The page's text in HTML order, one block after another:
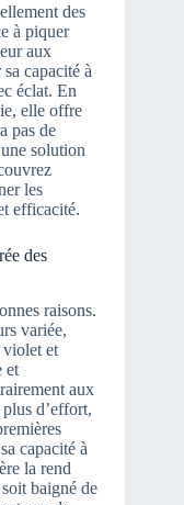
des
à piquer
aux
capacité à
éclat. En
elle offre
pas de
solution
les
efficacité.
des
raisons.
variée,
violet et
et
aux
d’effort,
capacité à
la rend
baigné de